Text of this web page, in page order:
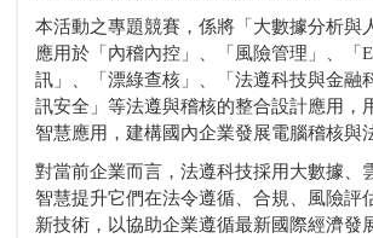
本活動之專題競賽，係將「大數據分析與
應用於「內稽內控」、「風險管理」、「
訊」、「漂綠查核」、「法遵科技與金融
訊安全」等法遵與稽核的整合設計應用，
智慧應用，建構國內企業發展電腦稽核與
對當前企業而言，法遵科技採用大數據、
智慧提升它們在法令遵循、合規、風險評
新技術，以協助企業遵循最新國際經濟發